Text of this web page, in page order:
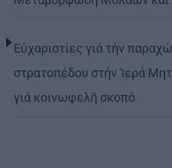
Εὐχαριστίες γιά τήν
στρατοπέδου στήν Ἱερά
γιά κοινωφελῆ σκοπό